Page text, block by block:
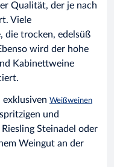
Qualität, der je nach
Viele
die trocken, edelsüß
wird der hohe
Kabinettweine
Weißweinen
und
Steinadel oder
Weingut an der